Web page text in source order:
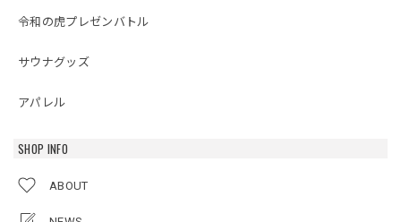
令和の虎プレゼンバトル
サウナグッズ
アパレル
SHOP INFO
ABOUT